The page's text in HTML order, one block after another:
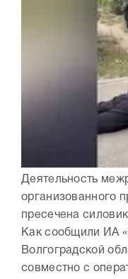
Деятельность
организованного
пресечена
Как сообщили ИА
Волгоградской
совместно с